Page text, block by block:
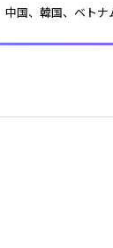
中国、韓国、ベトナ